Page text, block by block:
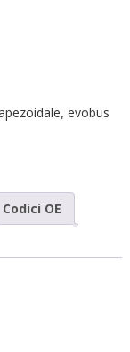
, evobus
Codici OE